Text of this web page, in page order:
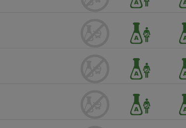
Appareil photo
numérique
Électricité - Gaz
Lessive